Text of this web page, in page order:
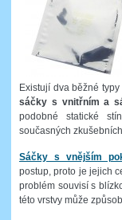
Existují dva běžné
sáčky s vnitřním a
podobné statické
současných zkušebních
Sáčky s vnějším
postup, proto je jejich
problém souvisí s
této vrstvy může